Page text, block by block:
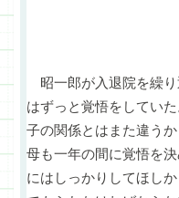
昭一郎が入退院を繰り
はずっと覚悟をしてい
子の関係とはまた違う
母も一年の間に覚悟を
にはしっかりしてほし